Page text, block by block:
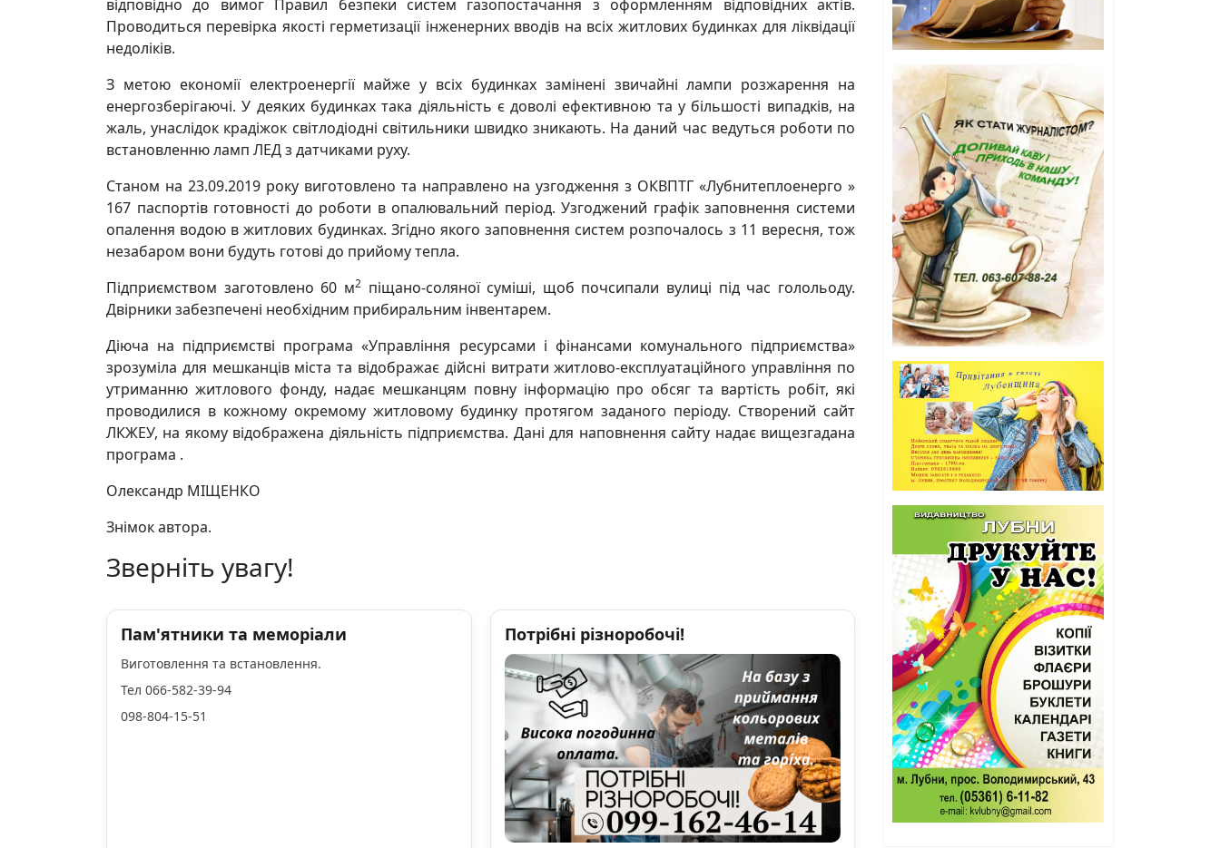
відповідно до вимог Правил безпеки систем газопостачання з оформленням відповідних актів.
Проводиться перевірка якості герметизації інженерних вводів на всіх житлових будинках для ліквідації
недоліків.
З метою економії електроенергії майже у всіх будинках замінені звичайні лампи розжарення на
енергозберігаючі. У деяких будинках така діяльність є доволі ефективною та у більшості випадків, на
жаль, унаслідок крадіжок світлодіодні світильники швидко зникають. На даний час ведуться роботи по
встановленню ламп ЛЕД з датчиками руху.
Станом на 23.09.2019 року виготовлено та направлено на узгодження з ОКВПТГ «Лубнитеплоенерго »
167 паспортів готовності до роботи в опалювальний період. Узгоджений графік заповнення системи
опалення водою в житлових будинках. Згідно якого заповнення систем розпочалось з 11 вересня, тож
незабаром вони будуть готові до прийому тепла.
Підприємством заготовлено 60 м2піщано-соляної суміші, щоб почсипали вулиці під час голольоду.
Двірники забезпечені необхідним прибиральним інвентарем.
Діюча на підприємстві програма «Управління ресурсами і фінансами комунального підприємства»
зрозуміла для мешканців міста та відображає дійсні витрати житлово-експлуатаційного управління по
утриманню житлового фонду, надає мешканцям повну інформацію про обсяг та вартість робіт, які
проводилися в кожному окремому житловому будинку протягом заданого періоду. Створений сайт
ЛКЖЕУ, на якому відображена діяльність підприємства. Дані для наповнення сайту надає вищезгадана
програма .
Олександр МІЩЕНКО
Знімок автора.
Зверніть увагу!
Пам'ятники та меморіали
Виготовлення та встановлення.
Тел 066-582-39-94
098-804-15-51
Потрібні різноробочі!